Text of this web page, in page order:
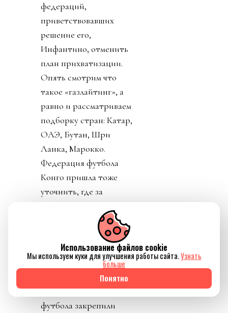
федераций,
приветствовавших
решение его,
Инфантино, отменить
план прихватизации.
Опять смотрим что
такое «газлайтинг», а
равно и рассматриваем
подборку стран: Катар,
ОАЭ, Бутан, Шри
Ланка, Марокко.
Федерация футбола
Конго пришла тоже
уточнить, где за
им выдадут их взятку и
поблагодарить лично
товарища Инфантино за
развитие конголезского
футбола. Английская и
Валлийская ассоциации
футбола закрепили
Использование файлов cookie
Мы используем куки для улучшения работы сайта.Узнать
больше
Понятно